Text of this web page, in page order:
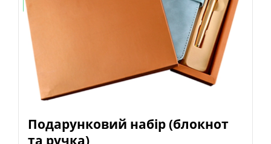
Подарунковий набір (блокнот
та ручка)